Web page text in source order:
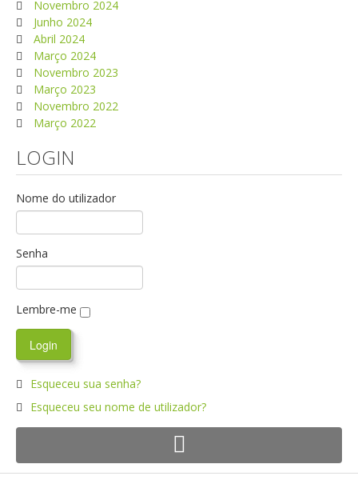
Novembro 2024
Junho 2024
Abril 2024
Março 2024
Novembro 2023
Março 2023
Novembro 2022
Março 2022
LOGIN
Nome do utilizador
Senha
Lembre-me
Esqueceu sua senha?
Esqueceu seu nome de utilizador?